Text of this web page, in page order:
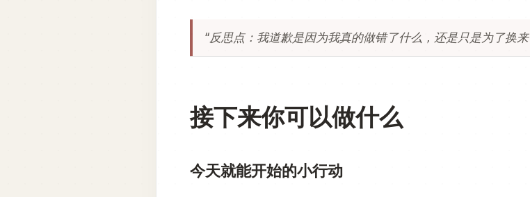
“反思点：我道歉是因为我真的做错了什么，还是只是为了换
接下来你可以做什么
今天就能开始的小行动